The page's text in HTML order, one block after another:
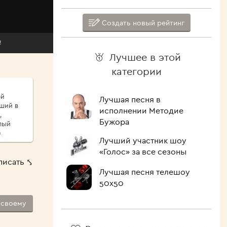
в
⤣
Создать новый рейтинг
Лучшее в этой
категории
Лучшая песня в
исполнении Методие
Бужора
Лучший участник шоу
«Голос» за все сезоны
Лучшая песня телешоу
50х50